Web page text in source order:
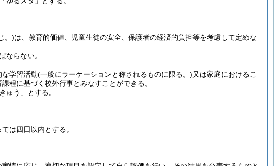
。)は、教育的価値、児童生徒の安全、保護者の経済的負担等を考慮して定めな
ならない。
学習活動(一般にラーケーションと称されるものに限る。)又は家庭におけるこ
程に基づく校外行事とみなすことができる。
ゅう」とする。
は四日以内とする。